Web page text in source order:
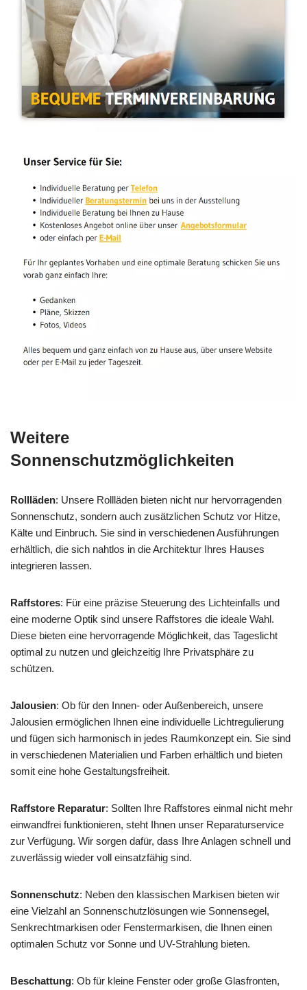
Weitere
Sonnenschutzmöglichkeiten
Rollläden: Unsere Rollläden bieten nicht nur hervorragenden
Sonnenschutz, sondern auch zusätzlichen Schutz vor Hitze,
Kälte und Einbruch. Sie sind in verschiedenen Ausführungen
erhältlich, die sich nahtlos in die Architektur Ihres Hauses
integrieren lassen.
Raffstores: Für eine präzise Steuerung des Lichteinfalls und
eine moderne Optik sind unsere Raffstores die ideale Wahl.
Diese bieten eine hervorragende Möglichkeit, das Tageslicht
optimal zu nutzen und gleichzeitig Ihre Privatsphäre zu
schützen.
Jalousien: Ob für den Innen- oder Außenbereich, unsere
Jalousien ermöglichen Ihnen eine individuelle Lichtregulierung
und fügen sich harmonisch in jedes Raumkonzept ein. Sie sind
in verschiedenen Materialien und Farben erhältlich und bieten
somit eine hohe Gestaltungsfreiheit.
Raffstore Reparatur: Sollten Ihre Raffstores einmal nicht mehr
einwandfrei funktionieren, steht Ihnen unser Reparaturservice
zur Verfügung. Wir sorgen dafür, dass Ihre Anlagen schnell und
zuverlässig wieder voll einsatzfähig sind.
Sonnenschutz: Neben den klassischen Markisen bieten wir
eine Vielzahl an Sonnenschutzlösungen wie Sonnensegel,
Senkrechtmarkisen oder Fenstermarkisen, die Ihnen einen
optimalen Schutz vor Sonne und UV-Strahlung bieten.
Beschattung: Ob für kleine Fenster oder große Glasfronten,